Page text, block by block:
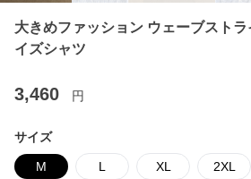
大きめファッション ウェーブスト
イズシャツ
3,460 円
サイズ
M L XL 2XL